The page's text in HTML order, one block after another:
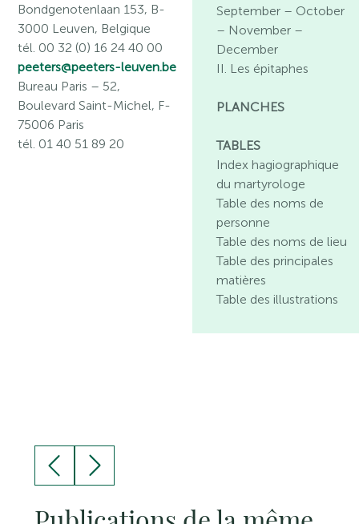
Bondgenotenlaan 153, B-
3000 Leuven, Belgique
tél. 00 32 (0) 16 24 40 00
peeters@peeters-leuven.be
Bureau Paris – 52,
Boulevard Saint-Michel, F-
75006 Paris
tél. 01 40 51 89 20
September – October
– November –
December
II. Les épitaphes
PLANCHES
TABLES
Index hagiographique
du martyrologe
Table des noms de
personne
Table des noms de lieu
Table des principales
matières
Table des illustrations